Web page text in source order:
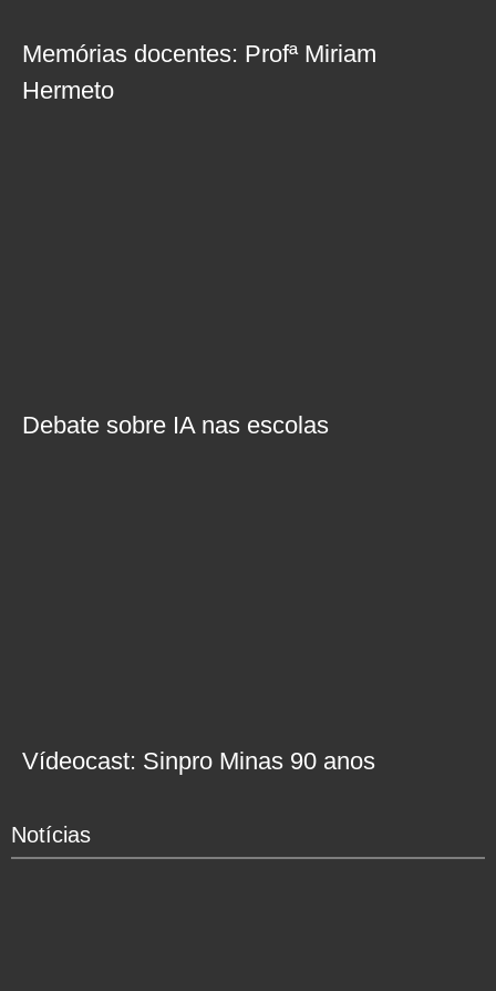
Memórias docentes: Profª Miriam
Hermeto
Debate sobre IA nas escolas
Vídeocast: Sinpro Minas 90 anos
Notícias